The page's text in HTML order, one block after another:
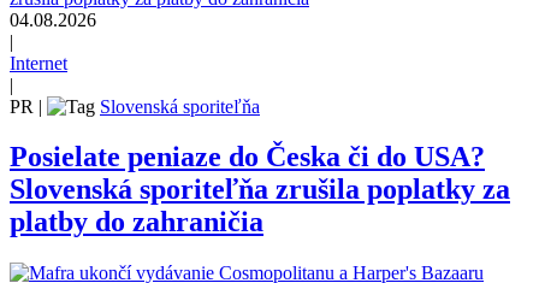
04.08.2026
|
Internet
|
PR | Slovenská sporiteľňa
Posielate peniaze do Česka či do USA?
Slovenská sporiteľňa zrušila poplatky za
platby do zahraničia